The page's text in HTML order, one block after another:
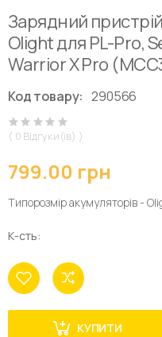
Зарядний
Olight для PL-Pro,
Warrior X Pro
Код товару: 290566
( 0 Відгуки(ів) )
799.00 грн
Типорозмір акумуляторів -
К-сть:
КУПИТИ